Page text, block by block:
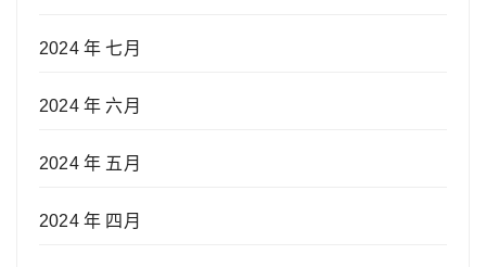
2024 年 七月
2024 年 六月
2024 年 五月
2024 年 四月